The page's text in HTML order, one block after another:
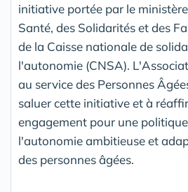
initiative portée par le
Santé, des Solidarités et des
de la Caisse nationale de
l'autonomie (CNSA).
au service des Personnes
saluer cette initiative et à
engagement pour une
l'autonomie ambitieuse et
des personnes âgées.